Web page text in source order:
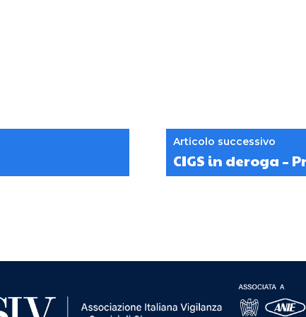
Articolo successivo
CIGS in deroga –